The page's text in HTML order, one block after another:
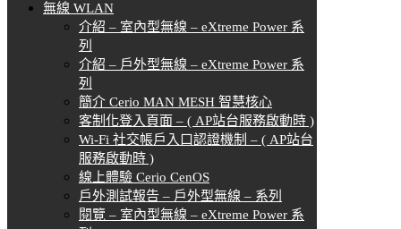
無線 WLAN
介紹 – 室內型無線 – eXtreme Power 系
列
介紹 – 戶外型無線 – eXtreme Power 系
列
簡介 Cerio MAN MESH 智慧核心
客制化登入頁面 – ( AP站台服務啟動時 )
Wi-Fi 社交帳戶入口認證機制 – ( AP站台
服務啟動時 )
線上體驗 Cerio CenOS
戶外測試報告 – 戶外型無線 – 系列
閱覽 – 室內型無線 – eXtreme Power 系